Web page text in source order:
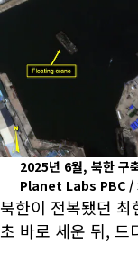
2025년 6월, 북한 구
Planet Labs PBC
북한이 전복됐던
초 바로 세운 뒤, 드